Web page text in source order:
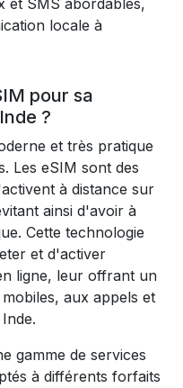
et SMS abordables,
locale à
pour sa
?
et très pratique
Les eSIM sont des
à distance sur
ainsi d'avoir à
Cette technologie
et d'activer
ligne, leur offrant un
aux appels et
gamme de services
à différents forfaits